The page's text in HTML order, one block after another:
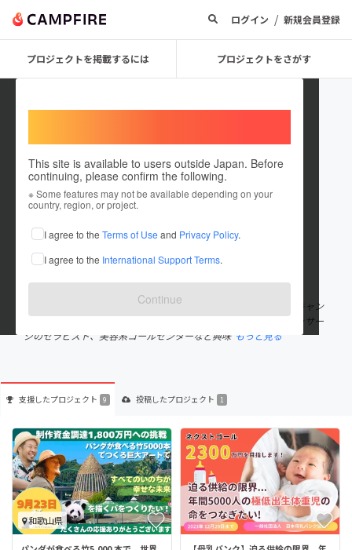
ログイン / 新規会員登録
プロジェクトを掲載するには プロジェクトをさがす
This site is available to users outside Japan. Before
continuing, please confirm the following.
※ Some features may not be available depending on your
country, region, or project.
I agree to the Terms of Use and Privacy Policy.
I agree to the International Support Terms.
Continue
yasuna
これまでに9回支援して1件のプロジェクトを投稿しています
在住国：日本 現在地：神奈川県
出身国：日本 出身地：三重県
2015年、世界一周の船に乗り、20カ国を訪れる。翌年2016年、キャン
ピングカーでアメリカ横断をする。その後、旅行会社や足つぼマッサー
ジのセラピスト、美容系コールセンターなど興味 もっと見る
支援したプロジェクト 9 投稿したプロジェクト 1
和歌山県